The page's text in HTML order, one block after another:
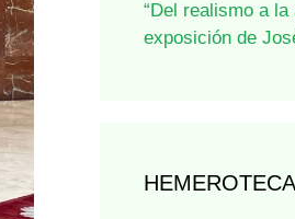
“Del realismo a la
exposición de
HEMEROTECA